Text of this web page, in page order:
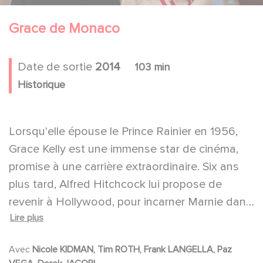
Grace de Monaco
Date de sortie 2014
103 min
Historique
Lorsqu'elle épouse le Prince Rainier en 1956,
Grace Kelly est une immense star de cinéma,
promise à une carrière extraordinaire. Six ans
plus tard, Alfred Hitchcock lui propose de
revenir à Hollywood, pour incarner Marnie dans
son prochain film. Au même moment, la France
est maintenant la Princesse. Déchirée, il lui
Lire plus
Avec